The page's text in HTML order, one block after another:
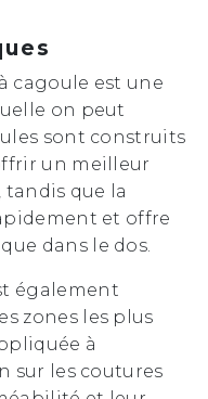
à cagoule est une
on peut
sont construits
un meilleur
que la
et offre
dans le dos.
également
zones les plus
à
sur les coutures